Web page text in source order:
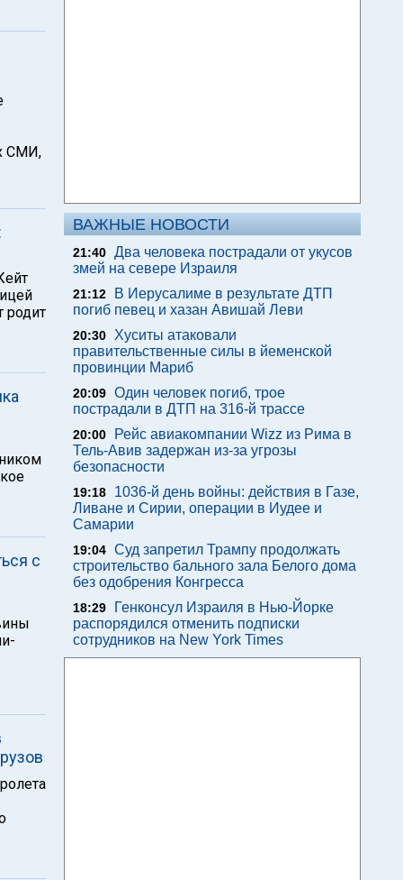
СМИ,
родит
с
ВАЖНЫЕ НОВОСТИ
21:40 Два человека пострадали от укусов
змей на севере Израиля
21:12
В Иерусалиме в результате ДТП
погиб певец и хазан Авишай Леви
20:30
Хуситы атаковали
правительственные силы в йеменской
провинции Мариб
20:09 Один человек погиб, трое
пострадали в ДТП на 316-й трассе
20:00
Рейс авиакомпании Wizz из Рима в
Тель-Авив задержан из-за угрозы
безопасности
19:18
1036-й день войны: действия в Газе,
Ливане и Сирии, операции в Иудее и
Самарии
19:04 Суд запретил Трампу продолжать
строительство бального зала Белого дома
без одобрения Конгресса
18:29
Генконсул Израиля в Нью-Йорке
распорядился отменить подписки
сотрудников на New York Times